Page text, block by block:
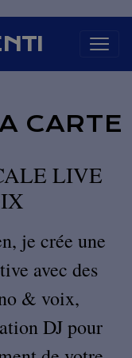
CARTE
LIVE
je crée une
avec des
& voix,
DJ pour